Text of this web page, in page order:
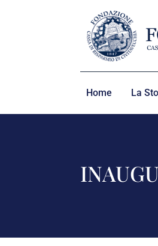
Home La